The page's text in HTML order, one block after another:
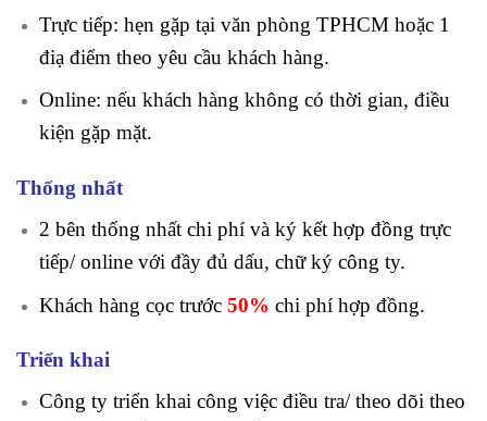
Trực tiếp: hẹn gặp tại văn phòng TPHCM hoặc 1
điạ điểm theo yêu cầu khách hàng.
Online: nếu khách hàng không có thời gian, điều
kiện gặp mặt.
Thống nhất
2 bên thống nhất chi phí và ký kết hợp đồng trực
tiếp/ online với đầy đủ dấu, chữ ký công ty.
Khách hàng cọc trước 50% chi phíhợp đồng.
Triển khai
Công ty triển khai công việc điều tra/ theo dõi theo